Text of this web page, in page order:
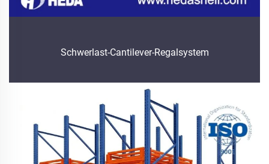
Schwerlast-Cantilever-Regalsystem